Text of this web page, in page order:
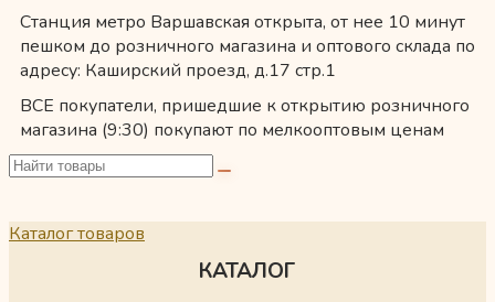
Станция метро Варшавская открыта, от нее 10 минут
пешком до розничного магазина и оптового склада по
адресу: Каширский проезд, д.17 стр.1
ВСЕ покупатели, пришедшие к открытию розничного
магазина (9:30) покупают по мелкооптовым ценам
Каталог товаров
КАТАЛОГ